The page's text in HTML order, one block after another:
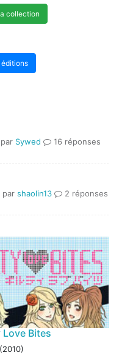
collection
Sywed 16 réponses
par shaolin13 2 réponses
Bites
(2010)